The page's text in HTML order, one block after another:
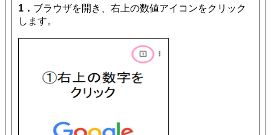
1． ブラウザを開き、右上の数値アイコンをクリック
します。